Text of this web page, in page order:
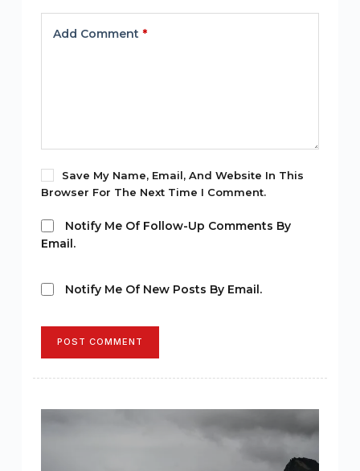
Add Comment *
Save My Name, Email, And Website In This
Browser For The Next Time I Comment.
Notify Me Of Follow-Up Comments By
Email.
Notify Me Of New Posts By Email.
POST COMMENT